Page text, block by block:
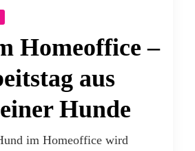
Homeoffice –
aus
Hunde
im Homeoffice wird